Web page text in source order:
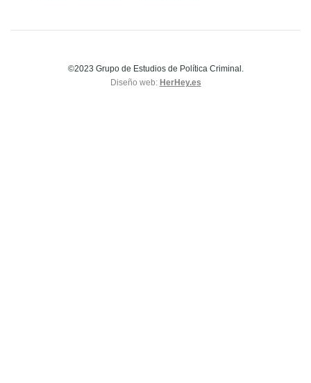
©2023 Grupo de Estudios de Política Criminal.
Diseño web: HerHey.es